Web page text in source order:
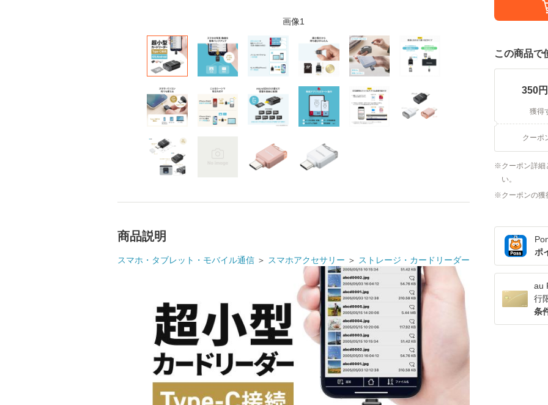
画像1
この商品で
350
獲得
クーポ
クーポン詳細
い。
クーポンの
ポ
au
行
条
商品説明
スマホ・タブレット・モバイル通信 ＞ スマホアクセサリー ＞ ストレージ・カードリーダー